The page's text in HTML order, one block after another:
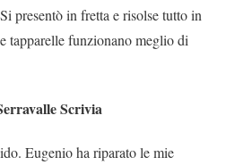
presentò in fretta e risolse tutto in
tapparelle funzionano meglio di
Scrivia
Eugenio ha riparato le mie